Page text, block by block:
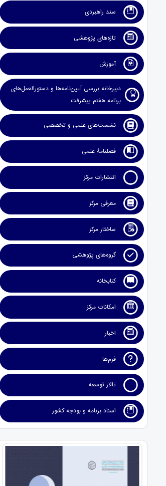
سند راهبردی
تازه‌های پژوهشی
آموزش
دبیرخانه بررسی آیین‌نامه‌ها و دستورالعمل‌های
برنامه هفتم پیشرفت
نشست‌های علمی و تخصصی
فصلنامۀ علمی
انتشارات مرکز
معرفی مرکز
ساختار مرکز
گروه‌های پژوهشی
کتابخانه
امکانات مرکز
اخبار
فرم‌ها
تالار توسعه
اسناد برنامه و بودجه کشور